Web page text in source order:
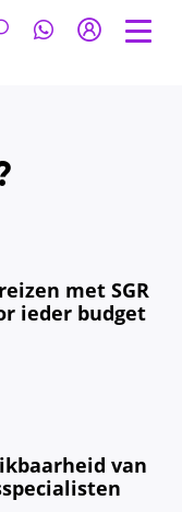
met SGR
ieder budget
van